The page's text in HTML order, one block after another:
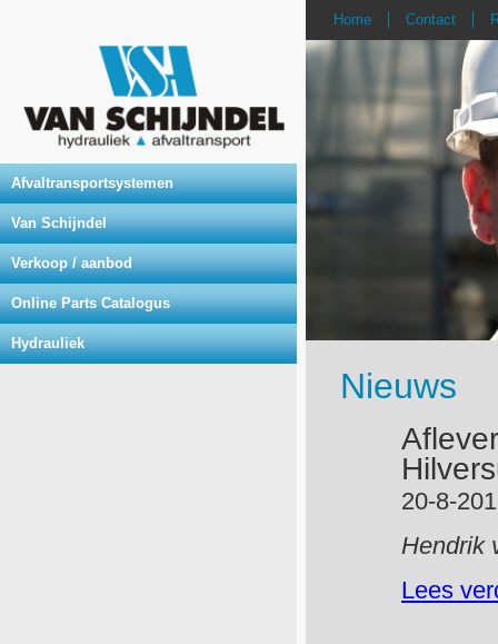
Afvaltransportsystemen
Van Schijndel
Verkoop / aanbod
Online Parts Catalogus
Hydrauliek
Home Contact
Nieuws
20-8-
Hendrik
Lees